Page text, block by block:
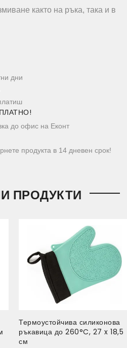
както на ръка, така и в
дни
до офис на Еконт
продукта в 14 дневен срок!
ПРОДУКТИ
Термоустойчива силиконова
ръкавица до 260°C, 27 x 18,5
см